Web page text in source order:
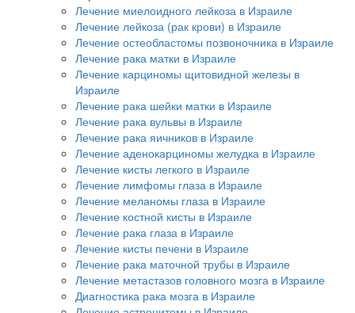
Лечение миелоидного лейкоза в Израиле
Лечение лейкоза (рак крови) в Израиле
Лечение остеобластомы позвоночника в Израиле
Лечение рака матки в Израиле
Лечение карциномы щитовидной железы в
Израиле
Лечение рака шейки матки в Израиле
Лечение рака вульвы в Израиле
Лечение рака яичников в Израиле
Лечение аденокарциномы желудка в Израиле
Лечение кисты легкого в Израиле
Лечение лимфомы глаза в Израиле
Лечение меланомы глаза в Израиле
Лечение костной кисты в Израиле
Лечение рака глаза в Израиле
Лечение кисты печени в Израиле
Лечение рака маточной трубы в Израиле
Лечение метастазов головного мозга в Израиле
Диагностика рака мозга в Израиле